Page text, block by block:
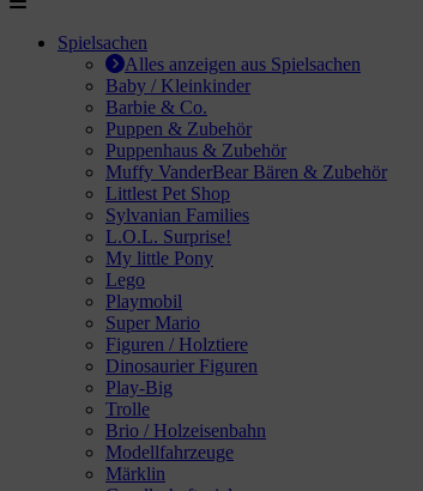
Spielsachen
Alles anzeigen aus Spielsachen
Baby / Kleinkinder
Barbie & Co.
Puppen & Zubehör
Puppenhaus & Zubehör
Muffy VanderBear Bären & Zubehör
Littlest Pet Shop
Sylvanian Families
L.O.L. Surprise!
My little Pony
Lego
Playmobil
Super Mario
Figuren / Holztiere
Dinosaurier Figuren
Play-Big
Trolle
Brio / Holzeisenbahn
Modellfahrzeuge
Märklin
/ Holztiere
Figuren
/ Holzeisenbahn
Spiele